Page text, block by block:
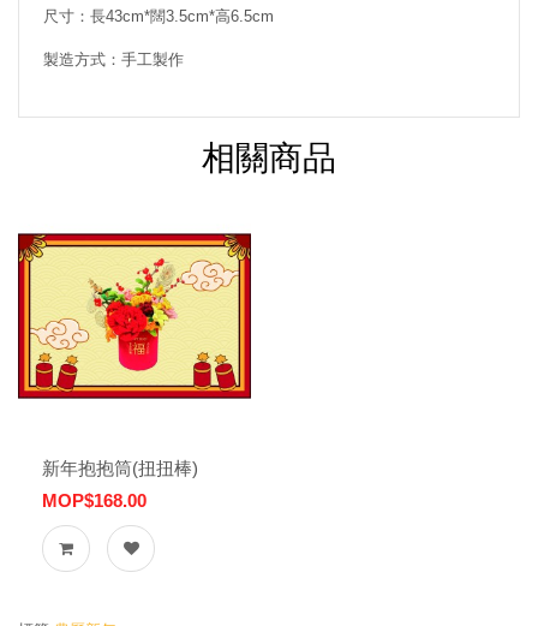
尺寸：長43cm*闊3.5cm*高6.5cm
製造方式：手工製作
相關商品
新年抱抱筒(扭扭棒)
MOP$168.00